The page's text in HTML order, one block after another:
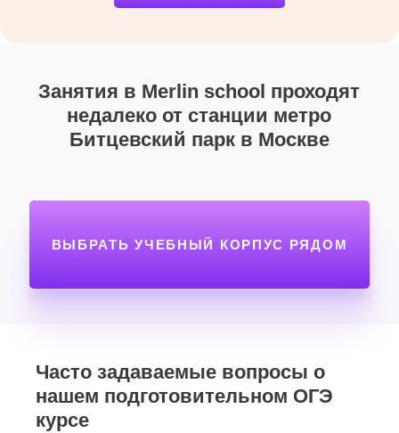
Занятия в Merlin school проходят
недалеко от станции метро
Битцевский парк в Москве
ВЫБРАТЬ УЧЕБНЫЙ КОРПУС РЯДОМ
Часто задаваемые вопросы о
нашем подготовительном ОГЭ
курсе